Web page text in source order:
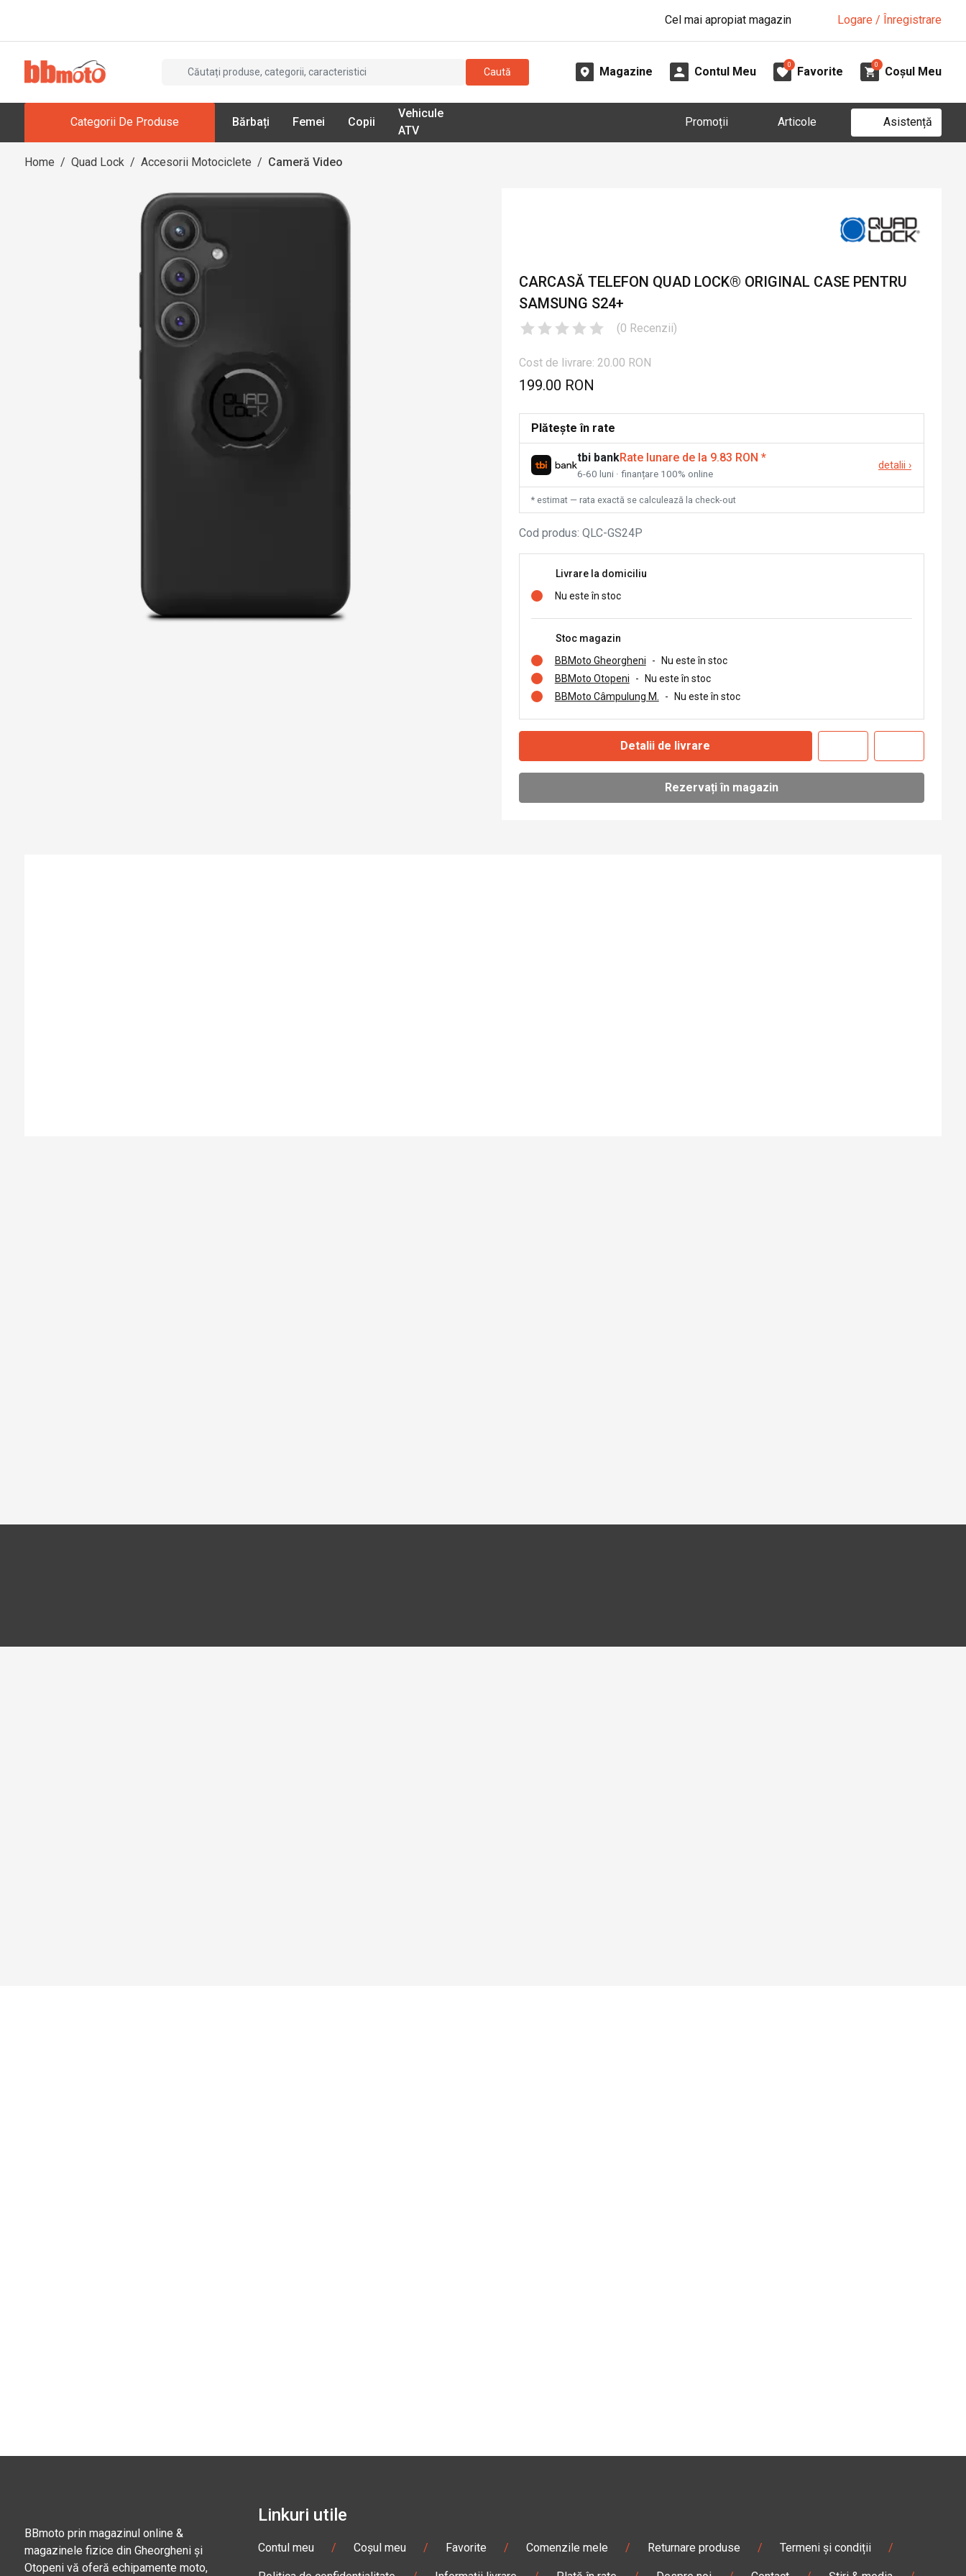
Cel mai apropiat magazin Logare / Înregistrare
Caută Magazine Contul Meu
0
Favorite
0
Coșul Meu
Categorii De Produse Bărbați Femei Copii
Vehicule
ATV
Promoții Articole Asistență
Home / Quad Lock / Accesorii Motociclete / Cameră Video
CARCASĂ TELEFON QUAD LOCK® ORIGINAL CASE PENTRU
SAMSUNG S24+
(0 Recenzii)
Cost de livrare: 20.00 RON
199.00 RON
Plătește în rate
tbi bankRate lunare de la 9.83 RON *
6-60 luni · finanțare 100% online
detalii ›
* estimat — rata exactă se calculează la check-out
Cod produs: QLC-GS24P
Livrare la domiciliu
Nu este în stoc
Stoc magazin
BBMoto Gheorgheni
- Nu este în stoc
BBMoto Otopeni
- Nu este în stoc
BBMoto Câmpulung M.
- Nu este în stoc
Detalii de livrare
Rezervați în magazin
BBmoto prin magazinul online &
magazinele fizice din Gheorgheni și
Otopeni vă oferă echipamente moto,
Linkuri utile
Contul meu / Coșul meu / Favorite / Comenzile mele / Returnare produse / Termeni și condiții /